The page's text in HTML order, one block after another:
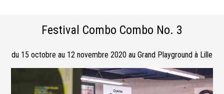
Festival Combo Combo No. 3
du 15 octobre au 12 novembre 2020 au Grand Playground à Lille